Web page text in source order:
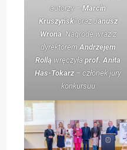
autorzy –Marcin
Kruszyński oraz Janusz
Wrona. Nagrodę wraz z
dyrektoremAndrzejem
Rollą wręczyłaprof. Anita
Has-Tokarz – członek jury
konkursuu